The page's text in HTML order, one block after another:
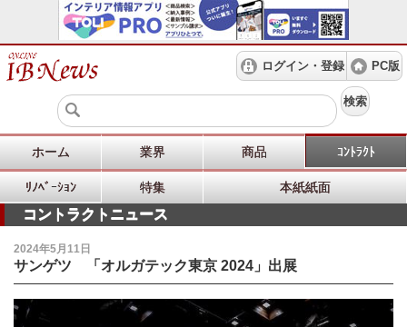
ログイン・登録 PC版
検索
ホーム 業界 商品 ｺﾝﾄﾗｸﾄ
ﾘﾉﾍﾞｰｼｮﾝ 特集 本紙紙面
コントラクトニュース
2024年5月11日
サンゲツ 「オルガテック東京 2024」出展